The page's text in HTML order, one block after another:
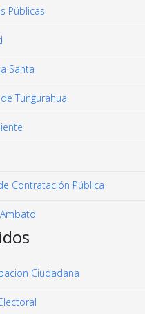
Públicas
Santa
Tungurahua
Contratación Pública
Ciudadana